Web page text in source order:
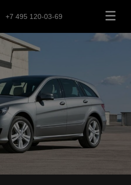
+7 495 120-03-69